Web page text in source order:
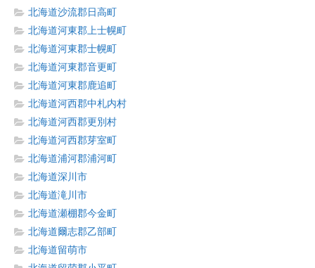
北海道沙流郡日高町
北海道河東郡上士幌町
北海道河東郡士幌町
北海道河東郡音更町
北海道河東郡鹿追町
北海道河西郡中札内村
北海道河西郡更別村
北海道河西郡芽室町
北海道浦河郡浦河町
北海道深川市
北海道滝川市
北海道瀬棚郡今金町
北海道爾志郡乙部町
北海道留萌市